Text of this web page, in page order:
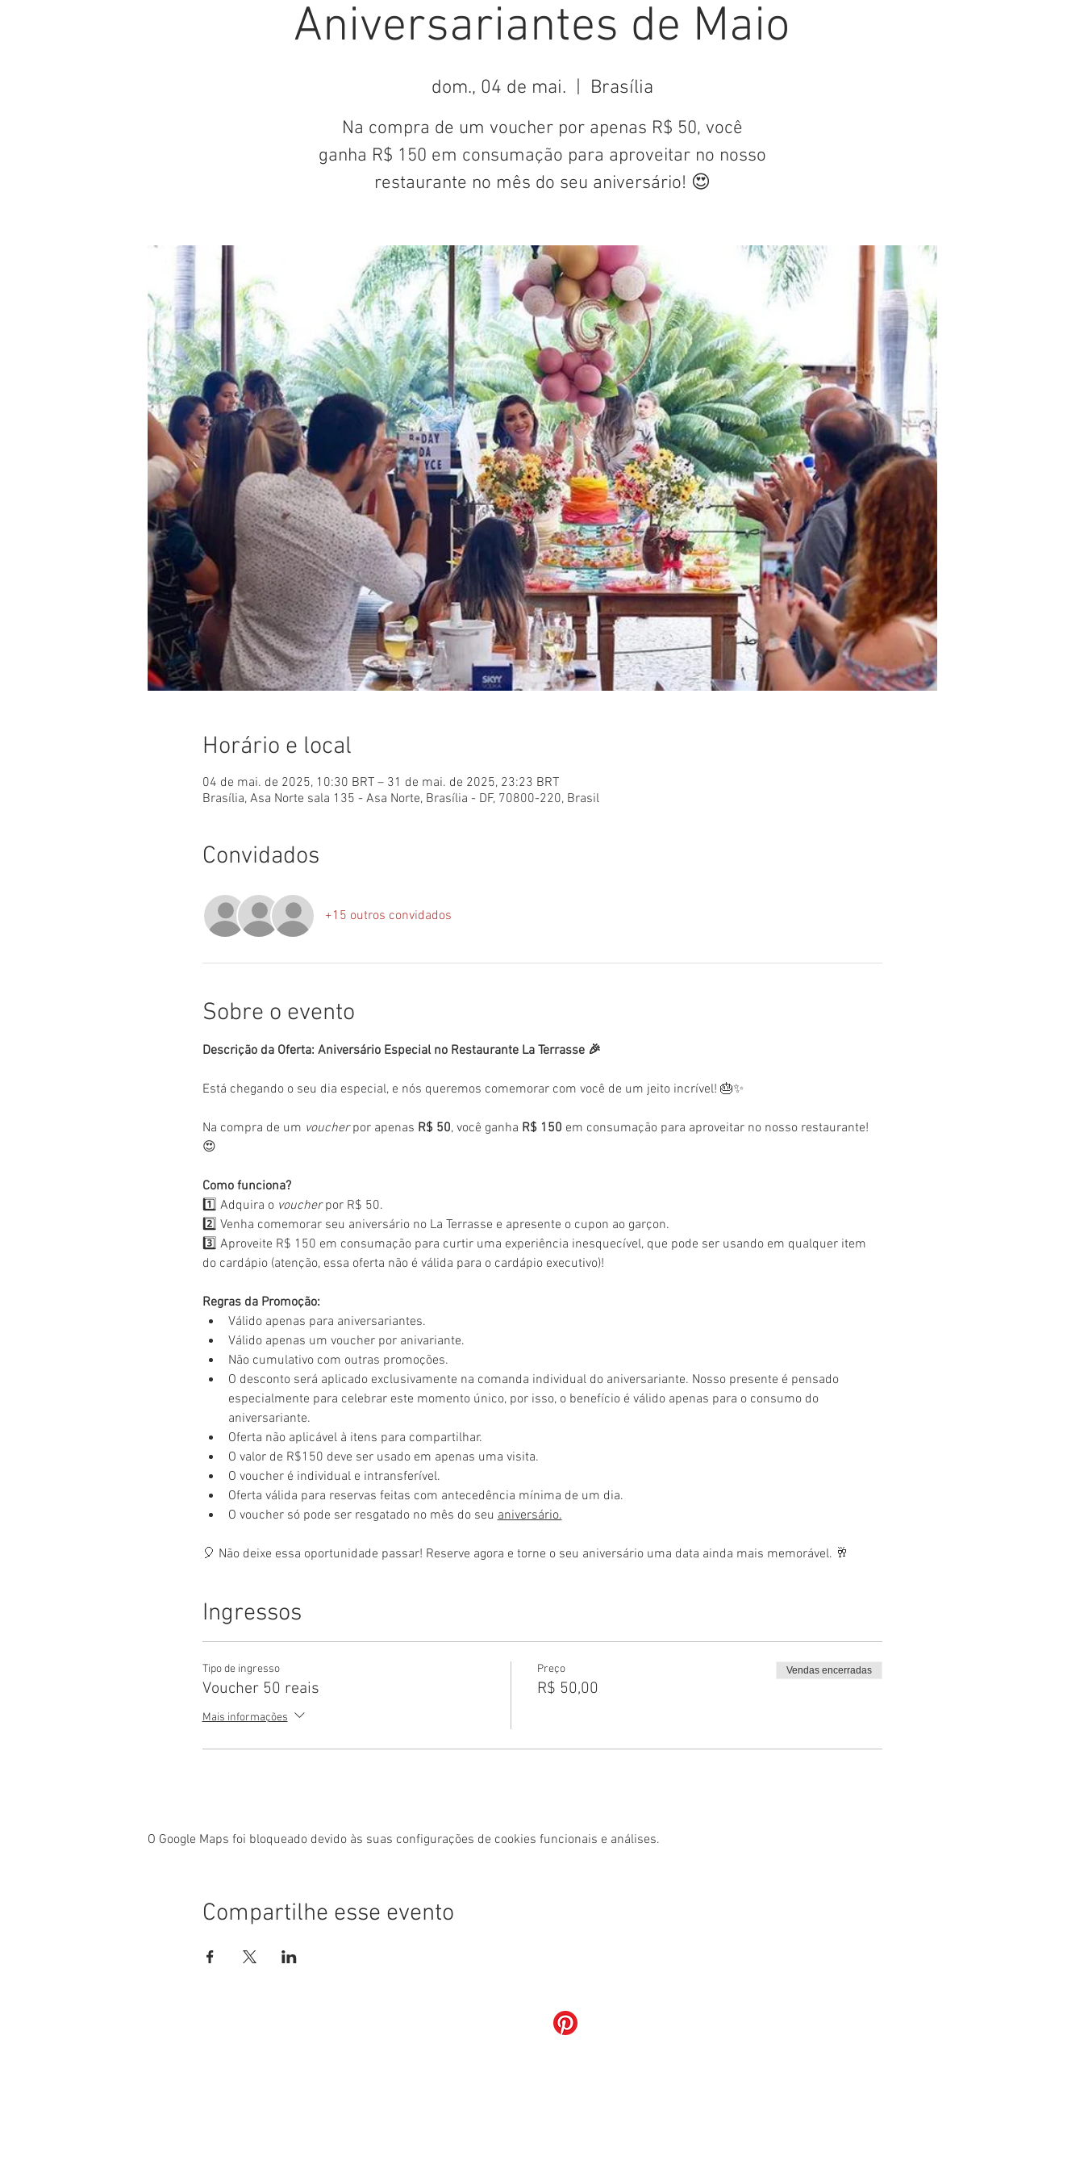
Aniversariantes de Maio
dom., 04 de mai.
Brasília
Na compra de um voucher por apenas R$ 50, você
ganha R$ 150 em consumação para aproveitar no nosso
restaurante no mês do seu aniversário! 😍
Horário e local
04 de mai. de 2025, 10:30 BRT – 31 de mai. de 2025, 23:23 BRT
Brasília, Asa Norte sala 135 - Asa Norte, Brasília - DF, 70800-220, Brasil
Convidados
+15 outros convidados
Sobre o evento
Descrição da Oferta: Aniversário Especial no Restaurante La Terrasse 🎉
Está chegando o seu dia especial, e nós queremos comemorar com você de um jeito incrível! 🎂✨
Na compra de um voucher por apenas R$ 50, você ganha R$ 150 em consumação para aproveitar no nosso restaurante!
😍
Como funciona?
1️⃣ Adquira o voucher por R$ 50.
2️⃣ Venha comemorar seu aniversário no La Terrasse e apresente o cupon ao garçon.
3️⃣ Aproveite R$ 150 em consumação para curtir uma experiência inesquecível, que pode ser usando em qualquer item
do cardápio (atenção, essa oferta não é válida para o cardápio executivo)!
Regras da Promoção:
Válido apenas para aniversariantes.
Válido apenas um voucher por anivariante.
Não cumulativo com outras promoções.
O desconto será aplicado exclusivamente na comanda individual do aniversariante. Nosso presente é pensado
especialmente para celebrar este momento único, por isso, o benefício é válido apenas para o consumo do
aniversariante.
Oferta não aplicável à itens para compartilhar.
O valor de R$150 deve ser usado em apenas uma visita.
O voucher é individual e intransferível.
Oferta válida para reservas feitas com antecedência mínima de um dia.
O voucher só pode ser resgatado no mês do seu aniversário.
🎈 Não deixe essa oportunidade passar! Reserve agora e torne o seu aniversário uma data ainda mais memorável. 🥂
Ingressos
Tipo de ingresso
Voucher 50 reais
Mais informações
Preço
R$ 50,00
Vendas encerradas
O Google Maps foi bloqueado devido às suas configurações de cookies funcionais e análises.
Compartilhe esse evento